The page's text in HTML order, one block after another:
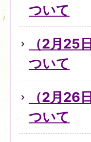
ついて
（2月25
ついて
（2月26
ついて